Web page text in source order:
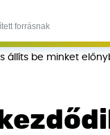
forrásnak
állíts be minket